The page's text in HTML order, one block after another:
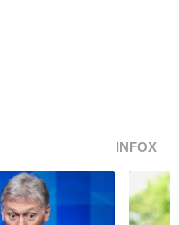
INFOX